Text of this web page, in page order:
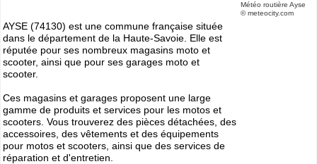
L'ANNUAIRE MOTO & SCOOTER
Cliquer sur la 1ere lettre du nom de votre ville pour voir notre
SÉLECTION d'adresses :
A(188)
H (31) (458)
(295)
O(47) P(227) Q(18) R(128) S(571) T(102) U
V(201) W(22) X(1) Y(13)
AYSE (74130) est une commune française située
dans le département de la Haute-Savoie. Elle est
réputée pour ses nombreux magasins moto et
scooter, ainsi que pour ses garages moto et
scooter.
Ces magasins et garages proposent une large
gamme de produits et services pour les motos et
scooters. Vous trouverez des pièces détachées, des
accessoires, des vêtements et des équipements
pour motos et scooters, ainsi que des services de
réparation et d'entretien.
Météo routière Ayse
© meteocity.com